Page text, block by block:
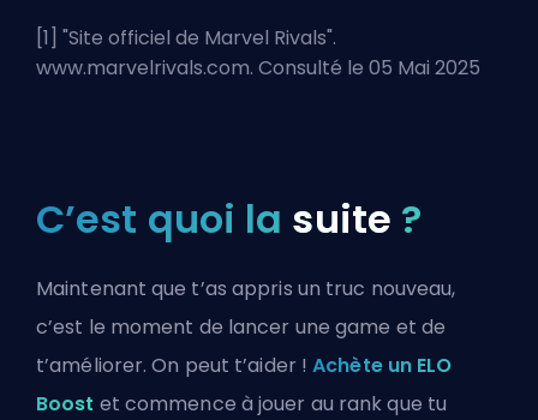
[1] "Site officiel de Marvel Rivals".
www.marvelrivals.com. Consulté le 05 Mai 2025
C’est quoi la suite ?
Maintenant que t’as appris un truc nouveau,
c’est le moment de lancer une game et de
t’améliorer. On peut t’aider !Achète un ELO
Boost et commence à jouer au rank que tu